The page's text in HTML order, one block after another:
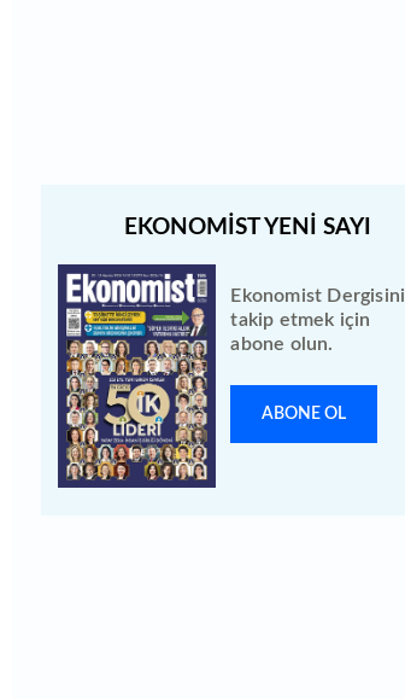
Ekonomist Dergisini
takip etmek için
abone olun.
ABONE OL